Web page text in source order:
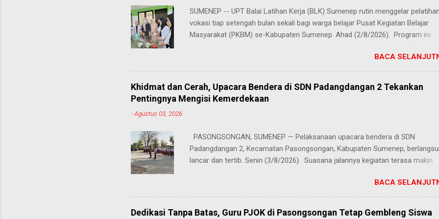
SUMENEP -- UPT Balai Latihan Kerja (BLK) Sumenep rutin menggelar pelatihan
vokasi tiap setengah bulan sekali bagi warga belajar Pusat Kegiatan Belajar
Masyarakat (PKBM) se-Kabupaten Sumenep. Ahad (2/8/2026). Program ini
hingga kejuruan lainnya yang bebas dipilih peserta sesuai bakat dan minat
masing. Kehadiran program ini disambut hangat para peserta. Salah satunya
Juhairiyah, peserta dari PKBM Al Khairot, Desa Bragung, Kecamatan Guluk-
"Saya sangat senang bisa mengikuti pelatihan ini. Selain menambah wawasan
keterampilan baru, saya juga bisa berkenalan dan berkolaborasi dengan teman-
Syamsul, S.H., S.Pd., M.Pd., yang mengapresiasi keikutsertaan anak didiknya.
sangat mendukung kegiatan ini, terlebih ada anak didik kami yan...
BACA
Khidmat dan Cerah, Upacara Bendera di SDN Padangdangan 2 Tekankan
Pentingnya Mengisi Kemerdekaan
-Agustus 03, 2026
PASONGSONGAN, SUMENEP — Pelaksanaan upacara bendera di SDN
Padangdangan 2, Kecamatan Pasongsongan, Kabupaten Sumenep,
lancar dan tertib. Senin (3/8/2026). Suasana jalannya kegiatan terasa makin
Bertindak sebagai pembina upacara, Zainal Arifin, S.Pd., menyampaikan
penting kepada seluruh peserta upacara, khususnya para siswa. Dalam
ia menekankan pentingnya peran generasi muda dalam melanjutkan perjuangan
BACA
Dedikasi Tanpa Batas, Guru PJOK di Pasongsongan Tetap Gembleng Siswa